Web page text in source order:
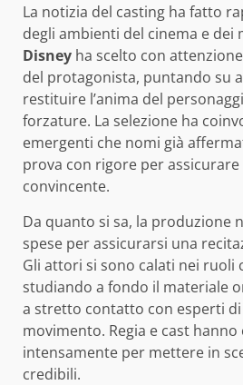
La notizia del casting ha fatto
degli ambienti del cinema e dei
Disney ha scelto con
del protagonista, puntando su
restituire l’anima del
forzature. La selezione ha
emergenti che nomi già
prova con rigore per
convincente.
Da quanto si sa, la produzione
spese per assicurarsi una
Gli attori si sono calati nei ruoli
studiando a fondo il materiale
a stretto contatto con esperti
movimento. Regia e cast
intensamente per mettere in
credibili.